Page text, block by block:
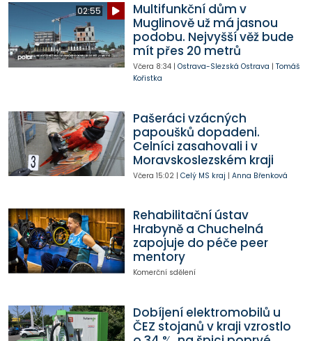
02:55
Multifunkční dům v
Muglinově už má jasnou
podobu. Nejvyšší věž bude
mít přes 20 metrů
Včera 8:34| Ostrava-Slezská Ostrava | Tomáš
Kořistka
Pašeráci vzácných
papoušků dopadeni.
Celníci zasahovali i v
Moravskoslezském kraji
Včera 15:02| Celý MS kraj | Anna Břenková
Rehabilitační ústav
Hrabyně a Chuchelná
zapojuje do péče peer
mentory
Komerční sdělení
Dobíjení elektromobilů u
ČEZ stojanů v kraji vzrostlo